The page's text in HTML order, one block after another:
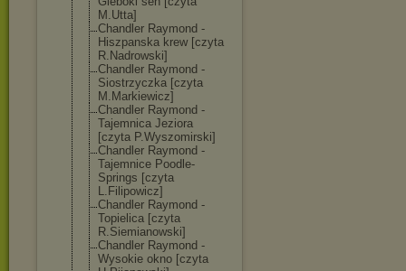
M.Utta]
Chandler Raymond -
Hiszpanska krew [czyta
R.Nadrowski]
Chandler Raymond -
Siostrzyczka [czyta
M.Markiewicz]
Chandler Raymond -
Tajemnica Jeziora
[czyta P.Wyszomirski]
Chandler Raymond -
Tajemnice Poodle-
Springs [czyta
L.Filipowicz]
Chandler Raymond -
Topielica [czyta
R.Siemianowski]
Chandler Raymond -
Wysokie okno [czyta